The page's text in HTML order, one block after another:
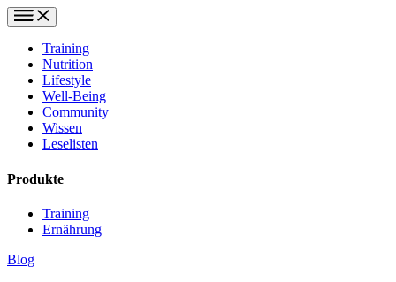
Training
Nutrition
Lifestyle
Well-Being
Community
Wissen
Leselisten
Produkte
Training
Ernährung
Blog